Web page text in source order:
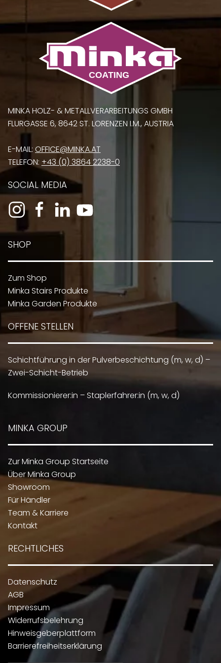
MINKA HOLZ- & METALLVERARBEITUNGS GMBH
FLURGASSE 6, 8642 ST. LORENZEN I.M., AUSTRIA
E-MAIL: OFFICE@MINKA.AT
TELEFON: +43 (0) 3864 2238-0
SOCIAL MEDIA
SHOP
Zum Shop
Minka Stairs Produkte
Minka Garden Produkte
OFFENE STELLEN
Schichtführung in der Pulverbeschichtung (m, w, d) –
Zwei-Schicht-Betrieb
Kommissionierer:in – Staplerfahrer:in (m, w, d)
MINKA GROUP
Zur Minka Group Startseite
Über Minka Group
Showroom
Für Händler
Team & Karriere
Kontakt
RECHTLICHES
Datenschutz
AGB
Impressum
Widerrufsbelehrung
Hinweisgeberplattform
Barrierefreiheitserklärung